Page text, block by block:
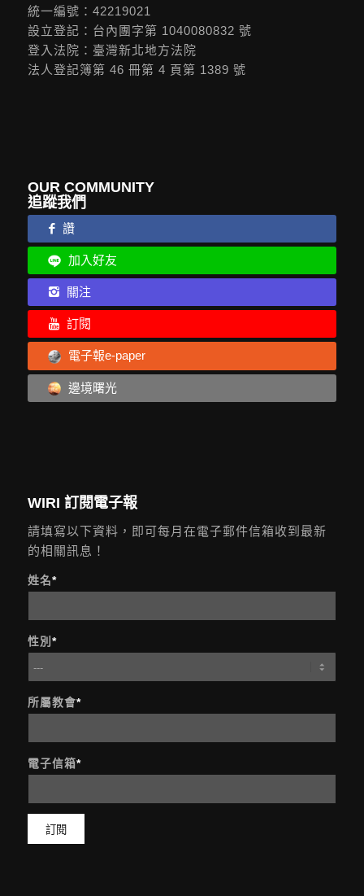
統一編號：42219021
設立登記：台內團字第 1040080832 號
登入法院：臺灣新北地方法院
法人登記簿第 46 冊第 4 頁第 1389 號
OUR COMMUNITY
追蹤我們
讚
加入好友
關注
訂閱
電子報e-paper
邊境曙光
WIRI 訂閱電子報
請填寫以下資料，即可每月在電子郵件信箱收到最新
的相關訊息！
姓名*
性別 *
所屬教會*
電子信箱*